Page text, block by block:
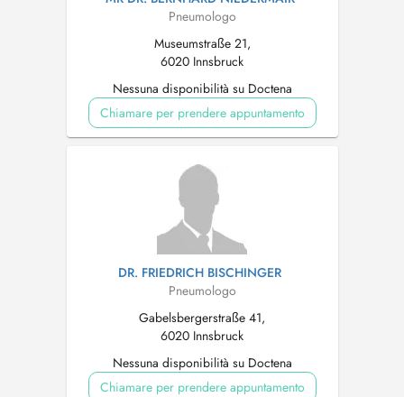
Pneumologo
Museumstraße 21,
6020 Innsbruck
Nessuna disponibilità su Doctena
Chiamare per prendere appuntamento
DR. FRIEDRICH BISCHINGER
Pneumologo
Gabelsbergerstraße 41,
6020 Innsbruck
Nessuna disponibilità su Doctena
Chiamare per prendere appuntamento